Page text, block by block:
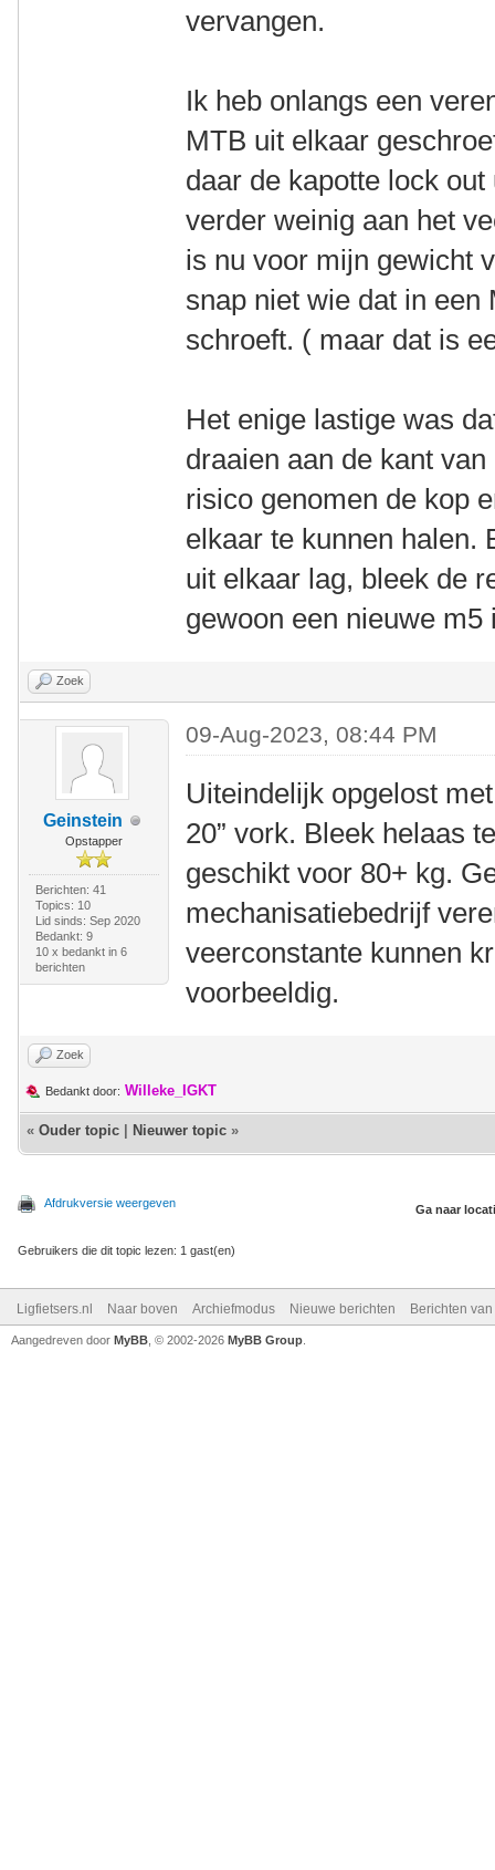
vervangen.
Ik heb onlangs een
MTB uit elkaar
daar de kapotte lock
verder weinig aan het
is nu voor mijn gewicht
snap niet wie dat in
schroeft. ( maar dat is
Het enige lastige was
draaien aan de kant
risico genomen de kop
elkaar te kunnen halen.
uit elkaar lag, bleek de
gewoon een nieuwe m5
Zoek
Geinstein
Opstapper
Berichten: 41
Topics: 10
Lid sinds: Sep 2020
Bedankt: 9
10 x bedankt in 6
berichten
09-Aug-2023, 08:44 PM
Uiteindelijk opgelost
20” vork. Bleek helaas
geschikt voor 80+ kg.
mechanisatiebedrijf
veerconstante kunnen
voorbeeldig.
Zoek
Bedankt door: Willeke_IGKT
« Ouder topic Nieuwer topic »
Afdrukversie weergeven Ga naar
Gebruikers die dit topic lezen: 1 gast(en)
Ligfietsers.nl Naar boven Archiefmodus Nieuwe berichten Berichten
Aangedreven door MyBB , © 2002-2026 MyBB Group